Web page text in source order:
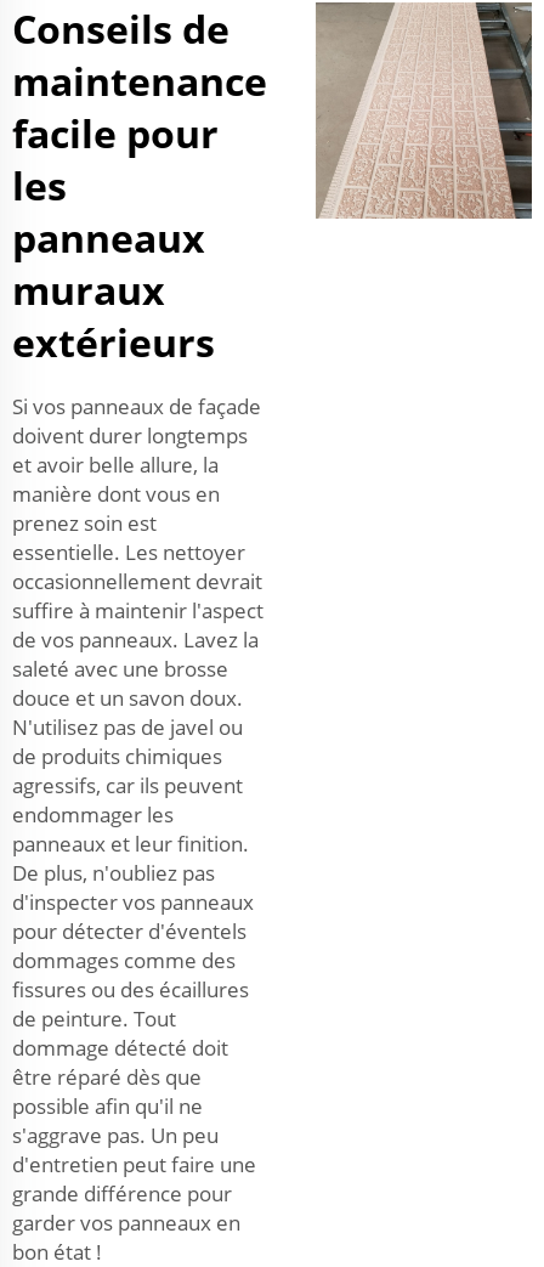
Conseils de
maintenance
facile pour
les
panneaux
muraux
extérieurs
Si vos panneaux de façade
doivent durer longtemps
et avoir belle allure, la
manière dont vous en
prenez soin est
essentielle. Les nettoyer
occasionnellement devrait
suffire à maintenir l'aspect
de vos panneaux. Lavez la
saleté avec une brosse
douce et un savon doux.
N'utilisez pas de javel ou
de produits chimiques
agressifs, car ils peuvent
endommager les
panneaux et leur finition.
De plus, n'oubliez pas
d'inspecter vos panneaux
pour détecter d'éventels
dommages comme des
fissures ou des écaillures
de peinture. Tout
dommage détecté doit
être réparé dès que
possible afin qu'il ne
s'aggrave pas. Un peu
d'entretien peut faire une
grande différence pour
garder vos panneaux en
bon état !